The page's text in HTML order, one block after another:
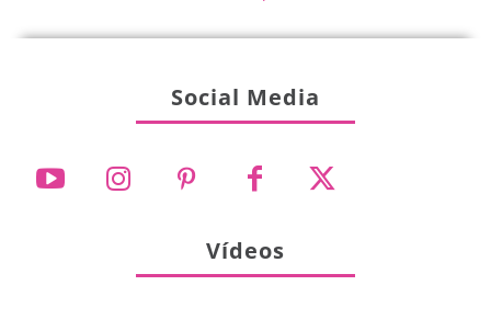
Social Media
Vídeos